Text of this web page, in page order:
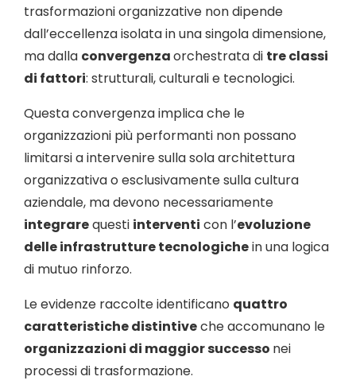
trasformazioni organizzative non dipende
dall’eccellenza isolata in una singola dimensione,
ma dalla convergenzaorchestrata di tre classi
di fattori: strutturali, culturali e tecnologici.
Questa convergenza implica che le
organizzazioni più performanti non possano
limitarsi a intervenire sulla sola architettura
organizzativa o esclusivamente sulla cultura
aziendale, ma devono necessariamente
integrarequesti interventi con l’evoluzione
delle infrastrutture tecnologichein una logica
di mutuo rinforzo.
Le evidenze raccolte identificano quattro
caratteristiche distintiveche accomunano le
organizzazioni di maggior successo nei
processi di trasformazione.